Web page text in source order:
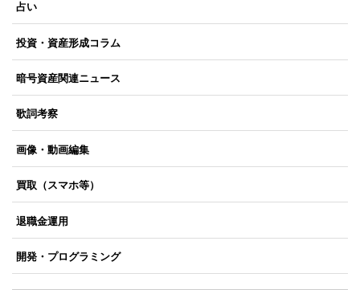
占い
投資・資産形成コラム
暗号資産関連ニュース
歌詞考察
画像・動画編集
買取（スマホ等）
退職金運用
開発・プログラミング